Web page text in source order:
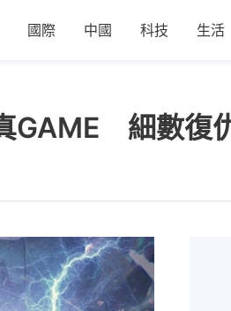
國際 中國 科技 生活
GAME 細數復